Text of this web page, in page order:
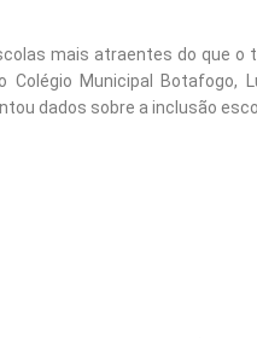
mais atraentes do que o
Municipal Botafogo,
dados sobre a inclusão